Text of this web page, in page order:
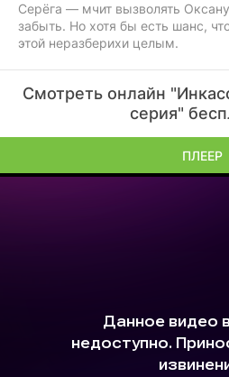
Серёга — мчит вызволять
забыть. Но хотя бы есть шанс,
этой неразберихи целым.
Смотреть онлайн
серия"
ПЛЕЕР